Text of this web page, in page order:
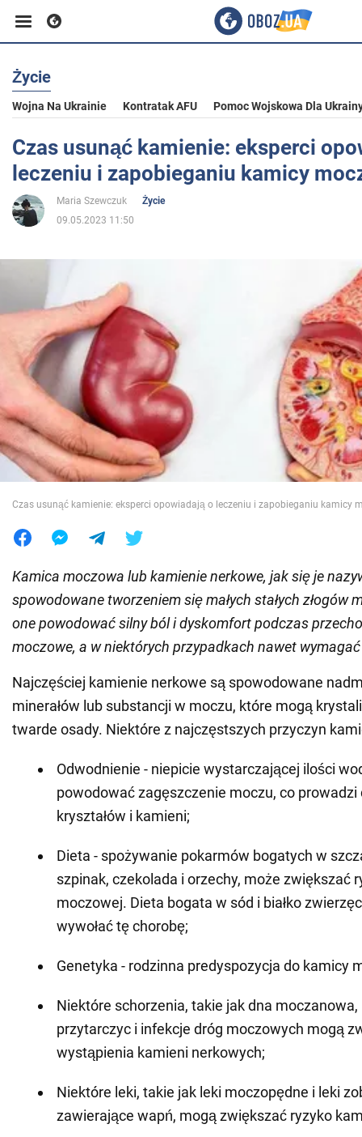
Biznes
Sport
Rozrywka
Polityka
Społeczeństwo
Wojna na Ukrainie
Świat
Jedzenie
Życie
Wojna Na Ukrainie Kontratak AFU Pomoc Wojskowa Dla
Czas usunąć kamienie: eksperci
leczeniu i zapobieganiu kamicy
Maria Szewczuk
Życie
09.05.2023 11:50
Czas usunąć kamienie: eksperci opowiadają o leczeniu i zapobieganiu kamicy
Kamica moczowa lub kamienie nerkowe, jak się je
spowodowane tworzeniem się małych stałych złogów
one powodować silny ból i dyskomfort podczas
moczowe, a w niektórych przypadkach nawet
Najczęściej kamienie nerkowe są spowodowane
minerałów lub substancji w moczu, które mogą
twarde osady. Niektóre z najczęstszych przyczyn
Odwodnienie - niepicie wystarczającej ilości
powodować zagęszczenie moczu, co
kryształów i kamieni;
Dieta - spożywanie pokarmów bogatych w
szpinak, czekolada i orzechy, może zwiększać
moczowej. Dieta bogata w sód i białko
wywołać tę chorobę;
Genetyka - rodzinna predyspozycja do kamicy
Niektóre schorzenia, takie jak dna
przytarczyc i infekcje dróg moczowych mogą
wystąpienia kamieni nerkowych;
Niektóre leki, takie jak leki moczopędne i leki
zawierające wapń, mogą zwiększać ryzyko